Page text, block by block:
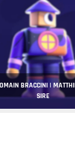
BRACCINI |
SIRE